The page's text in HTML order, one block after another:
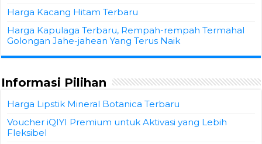
Harga Kacang Hitam Terbaru
Harga Kapulaga Terbaru, Rempah-rempah Termahal
Golongan Jahe-jahean Yang Terus Naik
Informasi Pilihan
Harga Lipstik Mineral Botanica Terbaru
Voucher iQIYI Premium untuk Aktivasi yang Lebih
Fleksibel